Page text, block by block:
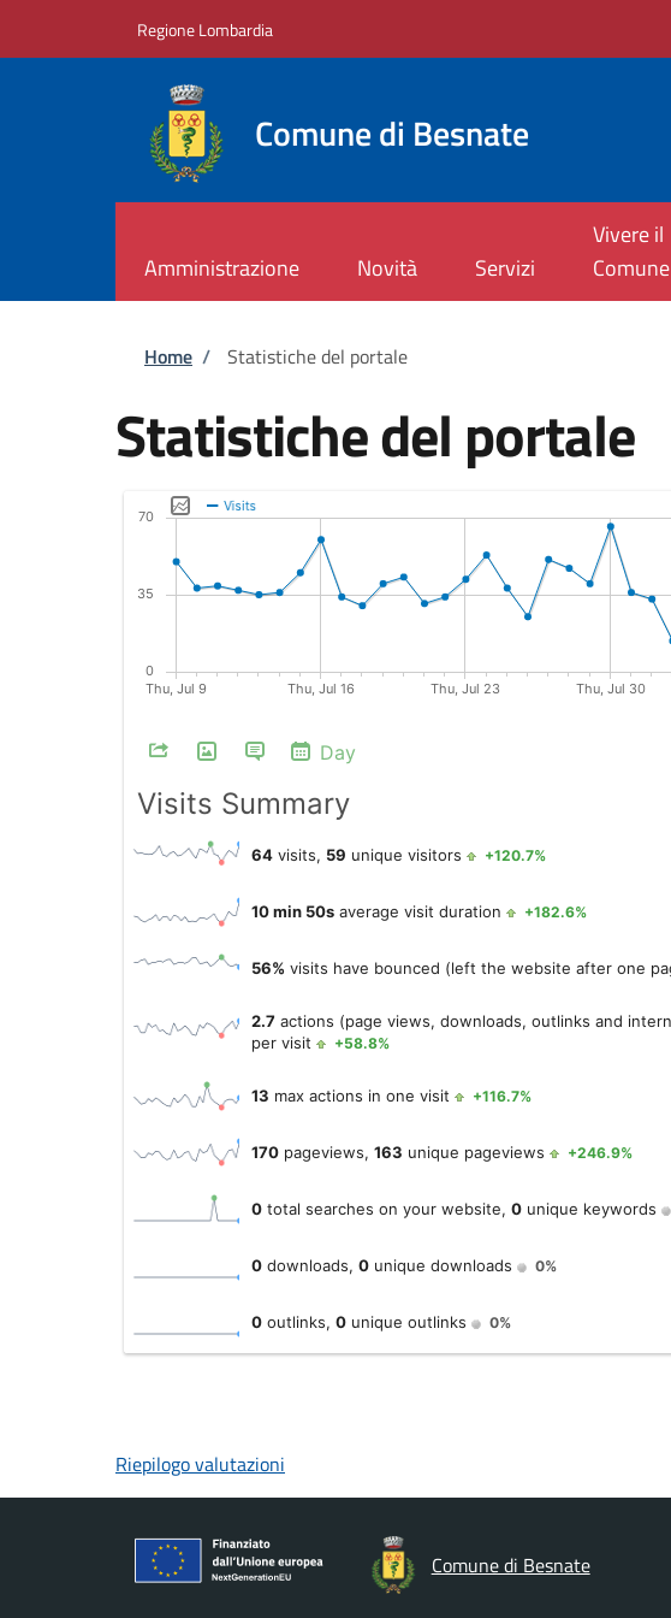
Regione Lombardia
Comune di Besnate
Amministrazione Novità Servizi
Vivere il
Comune
Briciole di pane
Home / Statistiche del portale
Statistiche del portale
Riepilogo valutazioni
Comune di Besnate